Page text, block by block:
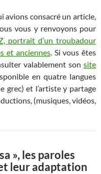
avions consacré un article,
vous y renvoyons pour
portrait d’un troubadour
et anciennes. Si vous êtes
valablement son site
en quatre langues
grec) et l’artiste y partage
(musiques, vidéos,
», les paroles
leur adaptation